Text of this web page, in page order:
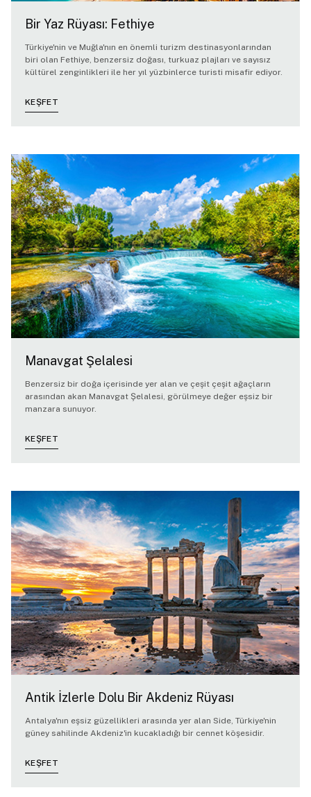
Bir Yaz Rüyası: Fethiye
Türkiye'nin ve Muğla'nın en önemli turizm destinasyonlarından
biri olan Fethiye, benzersiz doğası, turkuaz plajları ve sayısız
kültürel zenginlikleri ile her yıl yüzbinlerce turisti misafir ediyor.
KEŞFET
Manavgat Şelalesi
Benzersiz bir doğa içerisinde yer alan ve çeşit çeşit ağaçların
arasından akan Manavgat Şelalesi, görülmeye değer eşsiz bir
manzara sunuyor.
KEŞFET
Antik İzlerle Dolu Bir Akdeniz Rüyası
Antalya'nın eşsiz güzellikleri arasında yer alan Side, Türkiye'nin
güney sahilinde Akdeniz'in kucakladığı bir cennet köşesidir.
KEŞFET